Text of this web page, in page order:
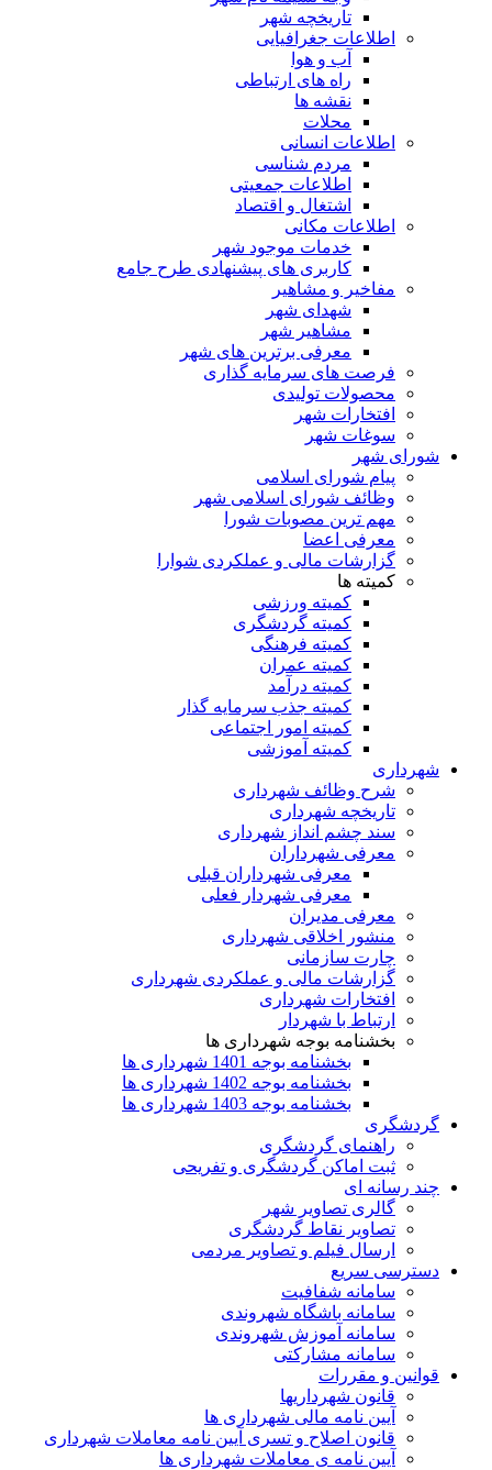
تاریخچه شهر
اطلاعات جغرافیایی
آب و هوا
راه های ارتباطی
نقشه ها
محلات
اطلاعات انسانی
مردم شناسی
اطلاعات جمعیتی
اشتغال و اقتصاد
اطلاعات مکانی
خدمات موجود شهر
کاربری های پیشنهادی طرح جامع
مفاخیر و مشاهیر
شهدای شهر
مشاهیر شهر
معرفی برترین های شهر
فرصت های سرمایه گذاری
محصولات تولیدی
افتخارات شهر
سوغات شهر
شورای شهر
پیام شورای اسلامی
وظائف شورای اسلامی شهر
مهم ترین مصوبات شورا
معرفی اعضا
گزارشات مالی و عملکردی شوارا
کمیته ها
کمیته ورزشی
کمیته گردشگری
کمیته فرهنگی
کمیته عمران
کمیته درآمد
کمیته جذب سرمایه گذار
کمیته امور اجتماعی
کمیته آموزشی
شهرداری
شرح وظائف شهرداری
تاریخچه شهرداری
سند چشم انداز شهرداری
معرفی شهرداران
معرفی شهرداران قبلی
معرفی شهردار فعلی
معرفی مدیران
منشور اخلاقی شهرداری
چارت سازمانی
گزارشات مالی و عملکردی شهرداری
افتخارات شهرداری
ارتباط با شهردار
بخشنامه بوجه شهرداری ها
بخشنامه بوجه 1401 شهرداری ها
بخشنامه بوجه 1402 شهرداری ها
بخشنامه بوجه 1403 شهرداری ها
گردشگری
راهنمای گردشگری
ثبت اماکن گردشگری و تفریحی
چند رسانه ای
گالری تصاویر شهر
تصاویر نقاط گردشگری
ارسال فیلم و تصاویر مردمی
دسترسی سریع
سامانه شفافیت
سامانه باشگاه شهروندی
سامانه آموزش شهروندی
سامانه مشارکتی
قوانین و مقررات
قانون شهرداریها
آیین نامه مالی شهرداری ها
قانون اصلاح و تسری آیین نامه معاملات شهرداری
آیین نامه ی معاملات شهرداری ها